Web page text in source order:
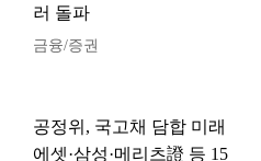
러 돌파
금융/증권
공정위, 국고채 담합 미래
에셋·삼성·메리츠證 등 15